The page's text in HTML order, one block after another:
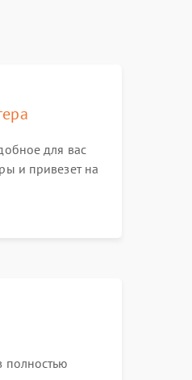
для вас
и привезет на
полностью